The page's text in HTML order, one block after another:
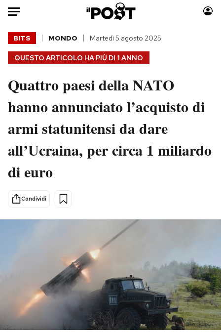
Auto
HOME
Italia
Politica
Tecnologia
Scienza
Sport
Moda
Consumismi
Storie/Idee
Media
NEWSLETTER
I MIEI PREFERITI
QUESTO ARTICOLO HA PIÙ DI 1 ANNO
BITS MONDO Martedì 5 agosto 2025
Quattro paesi della NATO
hanno annunciato l’acquisto di
armi statunitensi da dare
all’Ucraina, per circa 1 miliardo
di euro
Condividi